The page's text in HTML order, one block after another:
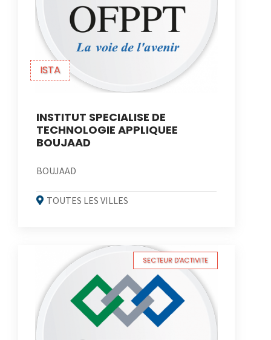
ISTA
INSTITUT SPECIALISE DE
TECHNOLOGIE APPLIQUEE
BOUJAAD
BOUJAAD
TOUTES LES VILLES
SECTEUR D'ACTIVITE